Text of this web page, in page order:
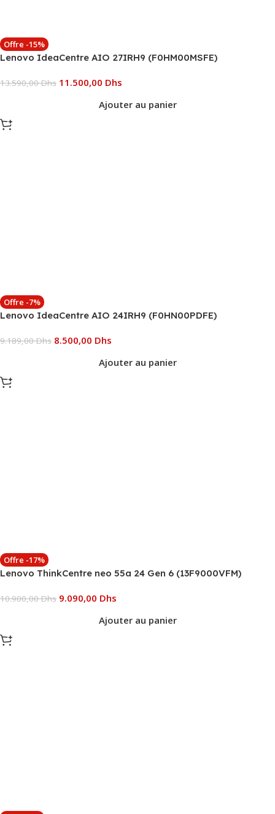
Offre -15%
Lenovo IdeaCentre AIO 27IRH9 (F0HM00MSFE)
13.590,00Dhs 11.500,00 Dhs
Ajouter au panier
Offre -7%
Lenovo IdeaCentre AIO 24IRH9 (F0HN00PDFE)
9.189,00Dhs 8.500,00 Dhs
Ajouter au panier
Offre -17%
Lenovo ThinkCentre neo 55a 24 Gen 6 (13F9000VFM)
10.900,00Dhs 9.090,00 Dhs
Ajouter au panier